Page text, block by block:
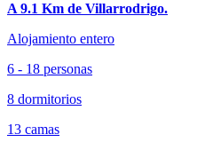
A 9.1 Km de Villarrodrigo.
Alojamiento entero
6 - 18 personas
8 dormitorios
13 camas